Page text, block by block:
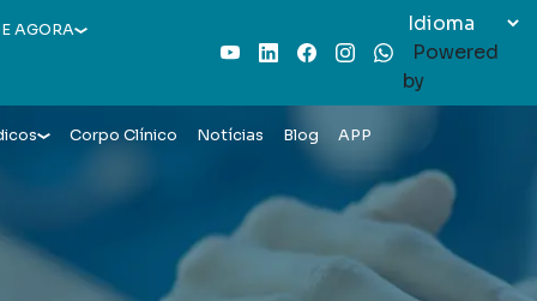
AGORA
YoutubeLinkedInFacebook
InstagramWhatsAppPowered
by
Corpo Clínico Notícias Blog APP